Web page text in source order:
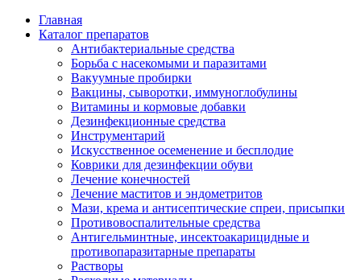
Главная
Каталог препаратов
Антибактериальные средства
Борьба с насекомыми и паразитами
Вакуумные пробирки
Вакцины, сыворотки, иммуноглобулины
Витамины и кормовые добавки
Дезинфекционные средства
Инструментарий
Искусственное осеменение и бесплодие
Коврики для дезинфекции обуви
Лечение конечностей
Лечение маститов и эндометритов
Мази, крема и антисептические спреи, присыпки
Противовоспалительные средства
Антигельминтные, инсектоакарицидные и
противопаразитарные препараты
Растворы